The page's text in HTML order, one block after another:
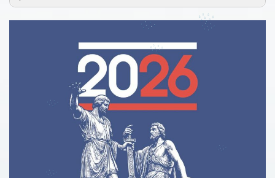
кредитования»
р
Образовательное кредитование: пособие для студентов
Кредит на образование с господдержкой
Причины для изменения условий по образовательному
кредиту
Помощь родителям
Сделай правильный выбор